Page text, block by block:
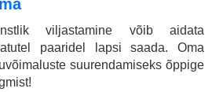
viljastamine võib aidata
paaridel lapsi saada. Oma
suurendamiseks õppige